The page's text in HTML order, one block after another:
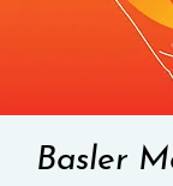
Basler